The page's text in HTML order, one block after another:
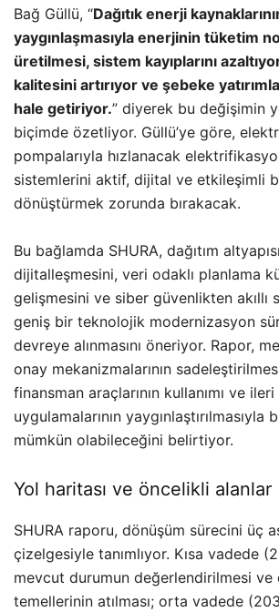
Bağ Güllü, “Dağıtık enerji
yaygınlaşmasıyla enerjinin tüketim
üretilmesi, sistem kayıplarını
kalitesini artırıyor ve şebeke
hale getiriyor.” diyerek bu değişimin
biçimde özetliyor. Güllü’ye göre,
pompalarıyla hızlanacak
sistemlerini aktif, dijital ve etkileşimli
dönüştürmek zorunda bırakacak.
Bu bağlamda SHURA, dağıtım
dijitalleşmesini, veri odaklı planlama
gelişmesini ve siber güvenlikten akıllı
geniş bir teknolojik modernizasyon
devreye alınmasını öneriyor. Rapor,
onay mekanizmalarının
finansman araçlarının kullanımı ve
uygulamalarının yaygınlaştırılmasıyla
mümkün olabileceğini belirtiyor.
Yol haritası ve öncelikli alanlar
SHURA raporu, dönüşüm sürecini üç
çizelgesiyle tanımlıyor. Kısa vadede
mevcut durumun değerlendirilmesi ve
temellerinin atılması; orta vadede